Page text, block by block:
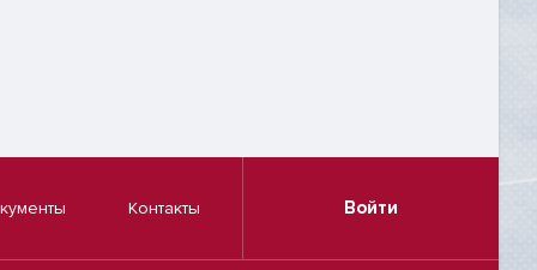
Контакты Войти